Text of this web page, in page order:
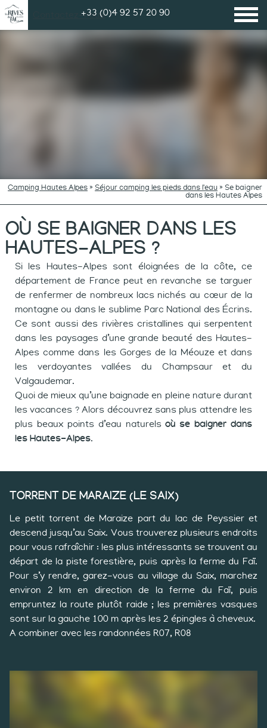
Contactez-nous+33 (0)4 92 57 20 90
Camping Hautes Alpes » Séjour camping les pieds dans l'eau » Se baigner
dans les Hautes Alpes
OÙ SE BAIGNER DANS LES
HAUTES-ALPES ?
Si les Hautes-Alpes sont éloignées de la côte, ce
département de France peut en revanche se targuer
de renfermer de nombreux lacs nichés au cœur de la
montagne ou dans le sublime Parc National des Écrins.
Ce sont aussi des rivières cristallines qui serpentent
dans les paysages d’une grande beauté des Hautes-
Alpes comme dans les Gorges de la Méouze et dans
les verdoyantes vallées du Champsaur et du
Valgaudemar.
Quoi de mieux qu’une baignade en pleine nature durant
les vacances ? Alors découvrez sans plus attendre les
plus beaux points d’eau naturelsoù se baigner dans
les Hautes-Alpes.
TORRENT DE MARAIZE (LE SAIX)
Le petit torrent de Maraize part du lac de Peyssier et
descend jusqu’au Saix. Vous trouverez plusieurs endroits
pour vous rafraîchir : les plus intéressants se trouvent au
départ de la piste forestière, puis après la ferme du Faï.
Pour s’y rendre, garez-vous au village du Saix, marchez
environ 2 km en direction de la ferme du Faï, puis
empruntez la route plutôt raide ; les premières vasques
sont sur la gauche 100 m après les 2 épingles à cheveux.
A combiner avec les randonnées R07, R08